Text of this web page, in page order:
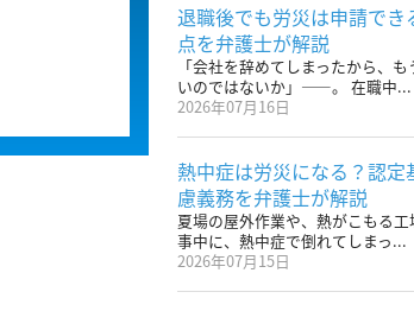
退職後でも労災は申請でき
点を弁護士が解説
「会社を辞めてしまったから、
いのではないか」——。 在職中...
2026年07月16日
熱中症は労災になる？認
慮義務を弁護士が解説
夏場の屋外作業や、熱がこもる
事中に、熱中症で倒れてしまっ...
2026年07月15日